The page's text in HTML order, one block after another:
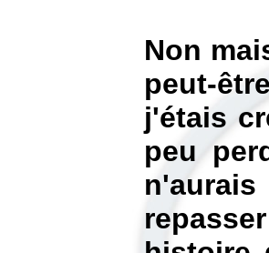
Non
peut-
j'étais
peu